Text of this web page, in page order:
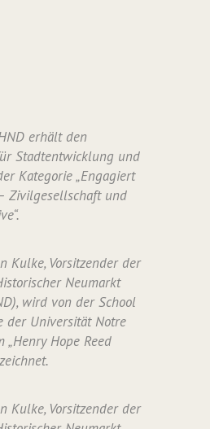
erhält den
Stadtentwicklung und
Kategorie „Engagiert
Zivilgesellschaft und
Kulke, Vorsitzender der
Neumarkt
wird von der School
der Universität Notre
„Henry Hope Reed
Kulke, Vorsitzender der